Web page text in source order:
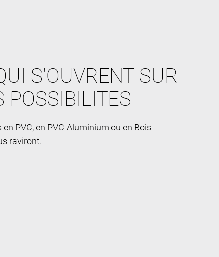
S'OUVRENT SUR
POSSIBILITES
PVC, en PVC-Aluminium ou en Bois-
raviront.